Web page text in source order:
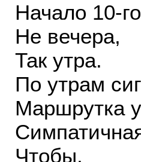
Начало 10-го
Не вечера,
Так утра.
По утрам
Маршрутка
Чтобы,